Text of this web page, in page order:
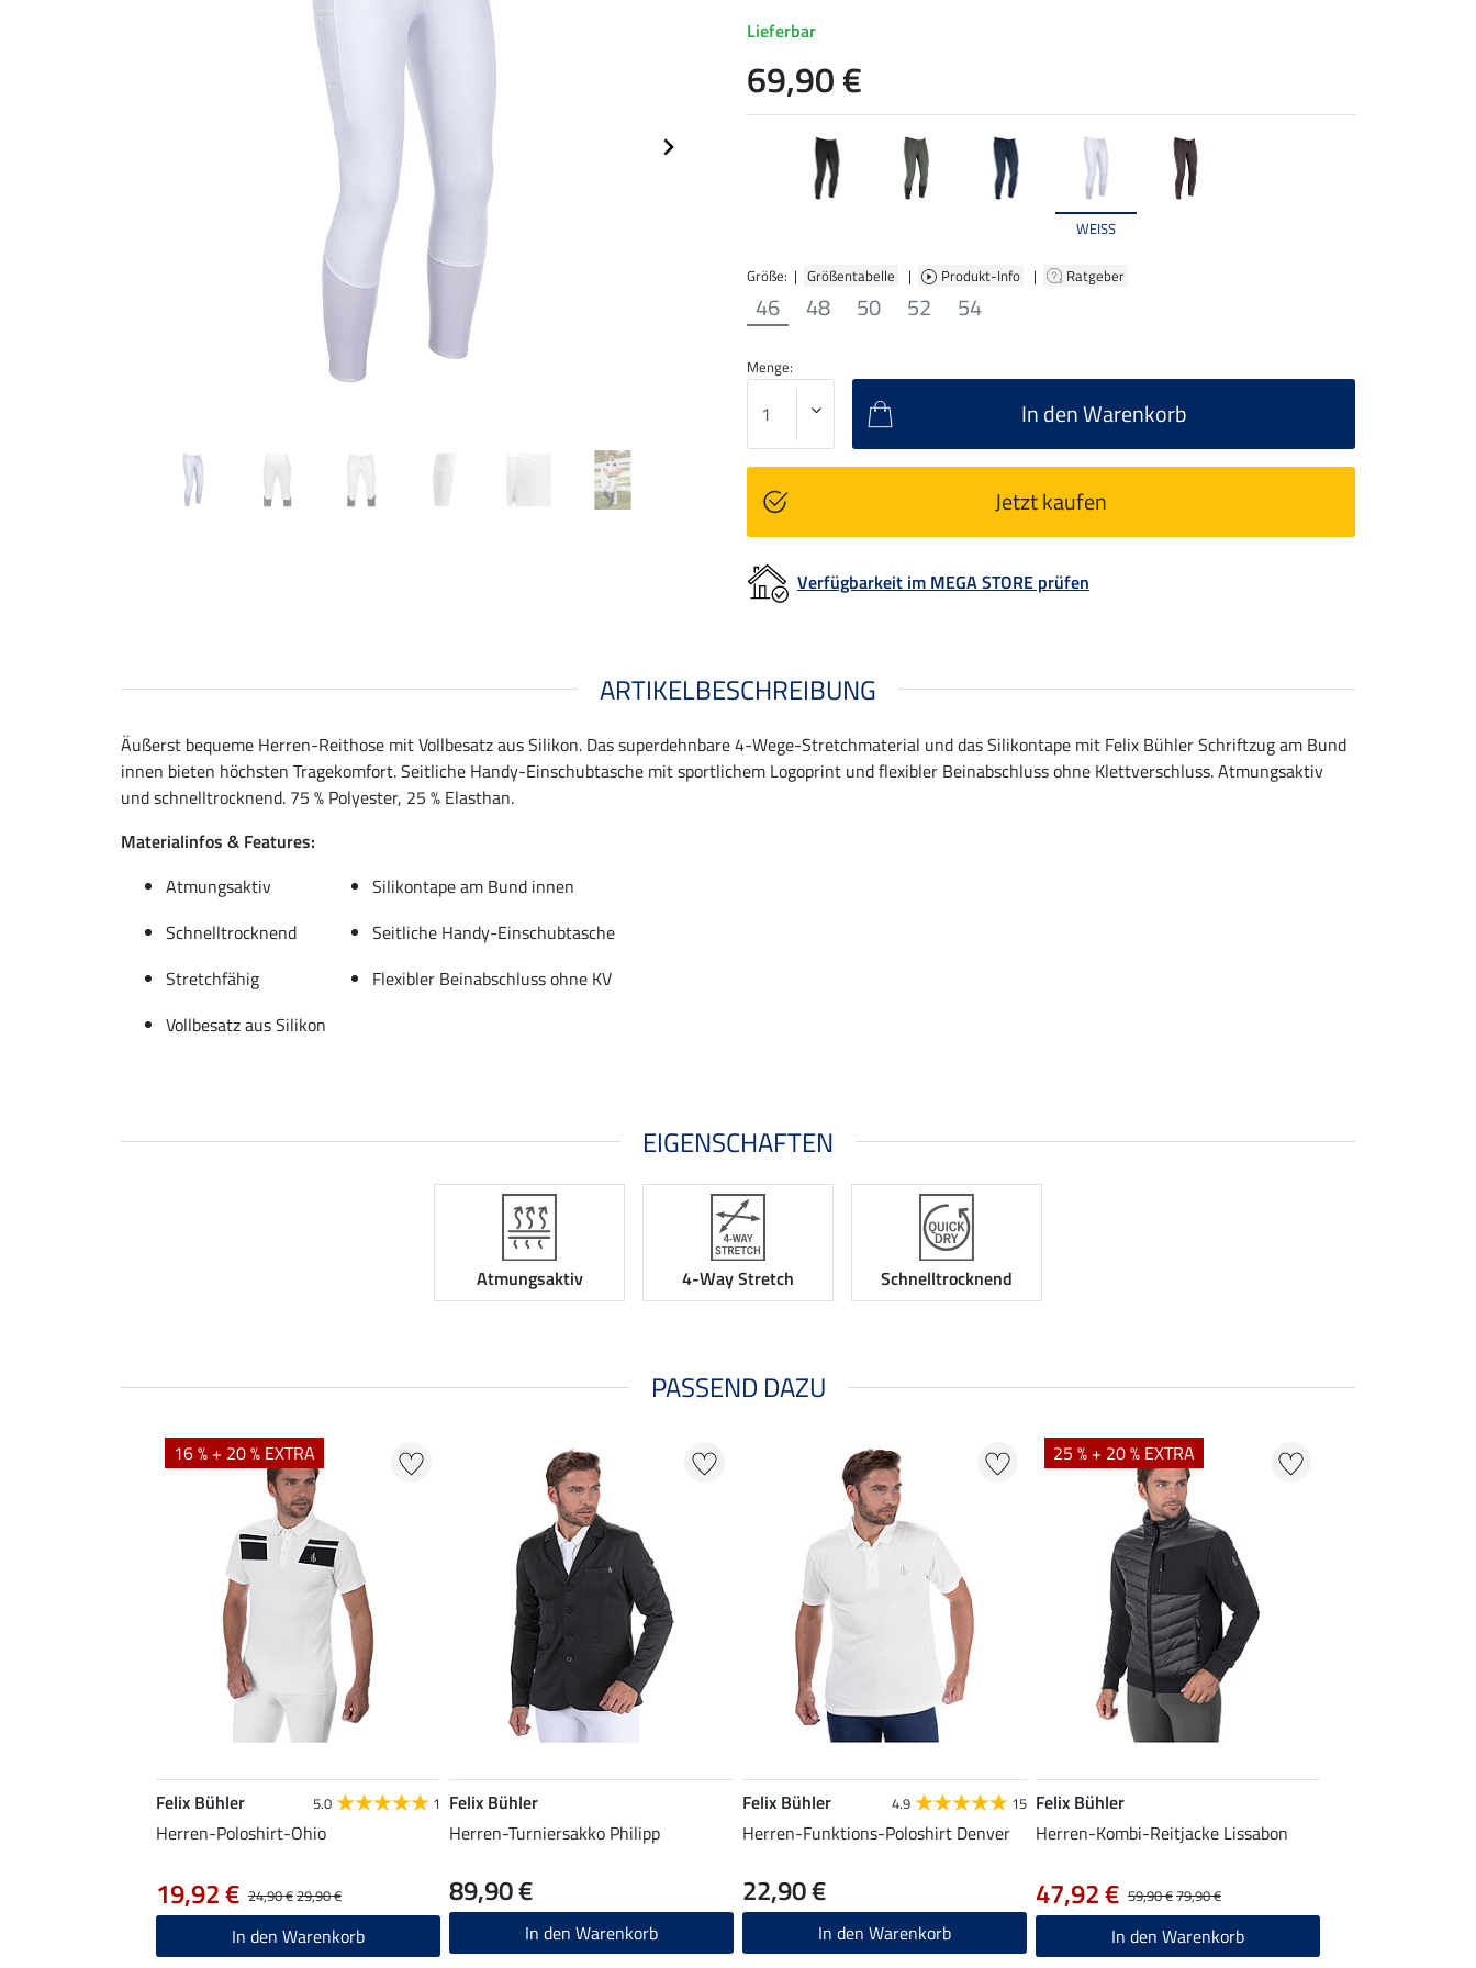
WEISS
Größe: | Größentabelle | Produkt-Info | Ratgeber
46 48 50 52 54
Lieferbar
69,90 €
Menge:
In den Warenkorb
Jetzt kaufen
Verfügbarkeit im MEGA STORE prüfen
ARTIKELBESCHREIBUNG
Äußerst bequeme Herren-Reithose mit Vollbesatz aus Silikon. Das superdehnbare 4-Wege-Stretchmaterial und das Silikontape mit Felix Bühler Schriftzug am Bund
innen bieten höchsten Tragekomfort. Seitliche Handy-Einschubtasche mit sportlichem Logoprint und flexibler Beinabschluss ohne Klettverschluss. Atmungsaktiv
und schnelltrocknend. 75 % Polyester, 25 % Elasthan.
Materialinfos & Features:
Atmungsaktiv
Silikontape am Bund innen
Schnelltrocknend
Seitliche Handy-Einschubtasche
Stretchfähig
Flexibler Beinabschluss ohne KV
Vollbesatz aus Silikon
EIGENSCHAFTEN
Atmungsaktiv 4-Way Stretch Schnelltrocknend
PASSEND DAZU
16 % + 20 % EXTRA
Felix Bühler 5.0 1
Herren-Poloshirt-Ohio
24,90 €29,90 €
19,92 €
In den Warenkorb
Felix Bühler
Herren-Turniersakko Philipp
89,90 €
In den Warenkorb
Felix Bühler 4.9 15
Herren-Funktions-Poloshirt Denver
22,90 €
In den Warenkorb
25 % + 20 % EXTRA
Felix Bühler
Herren-Kombi-Reitjacke Lissabon
59,90 €79,90 €
47,92 €
In den Warenkorb